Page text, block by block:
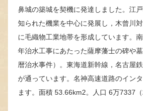
鼻城の築城を契機に発達しました。江
知られた機業を中心に発展し，木曾川
に毛織物工業地帯を形成しています。
年治水工事にあたった薩摩藩士の碑や
暦治水事件）。東海道新幹線，名古屋
が通っています。名神高速道路のイン
ます。面積 53.66km2。人口 6万7337（